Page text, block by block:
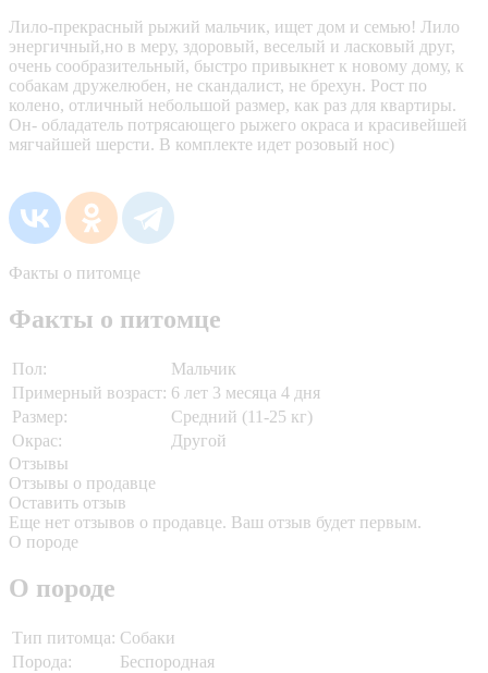
Лило-прекрасный рыжий мальчик, ищет дом и семью! Лило
энергичный,но в меру, здоровый, веселый и ласковый друг,
очень сообразительный, быстро привыкнет к новому дому, к
собакам дружелюбен, не скандалист, не брехун. Рост по
колено, отличный небольшой размер, как раз для квартиры.
Он- обладатель потрясающего рыжего окраса и красивейшей
мягчайшей шерсти. В комплекте идет розовый нос)
Факты о питомце
Факты о питомце
Пол:
Мальчик
Примерный возраст: 6 лет 3 месяца 4 дня
Размер:
Средний (11-25 кг)
Окрас:
Другой
Отзывы
Отзывы о продавце
Оставить отзыв
Еще нет отзывов о продавце. Ваш отзыв будет первым.
О породе
О породе
Тип питомца: Собаки
Порода:
Беспородная